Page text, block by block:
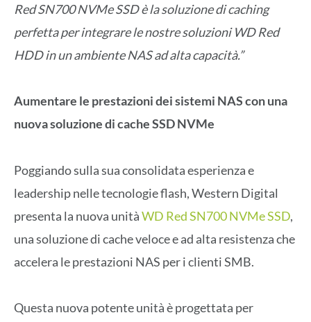
Red SN700 NVMe SSD è la soluzione di caching
perfetta per integrare le nostre soluzioni WD Red
HDD in un ambiente NAS ad alta capacità.”
Aumentare le prestazioni dei sistemi NAS con una
nuova soluzione di cache SSD NVMe
Poggiando sulla sua consolidata esperienza e
leadership nelle tecnologie flash, Western Digital
presenta la nuova unitàWD Red SN700 NVMe SSD,
una soluzione di cache veloce e ad alta resistenza che
accelera le prestazioni NAS per i clienti SMB.
Questa nuova potente unità è progettata per